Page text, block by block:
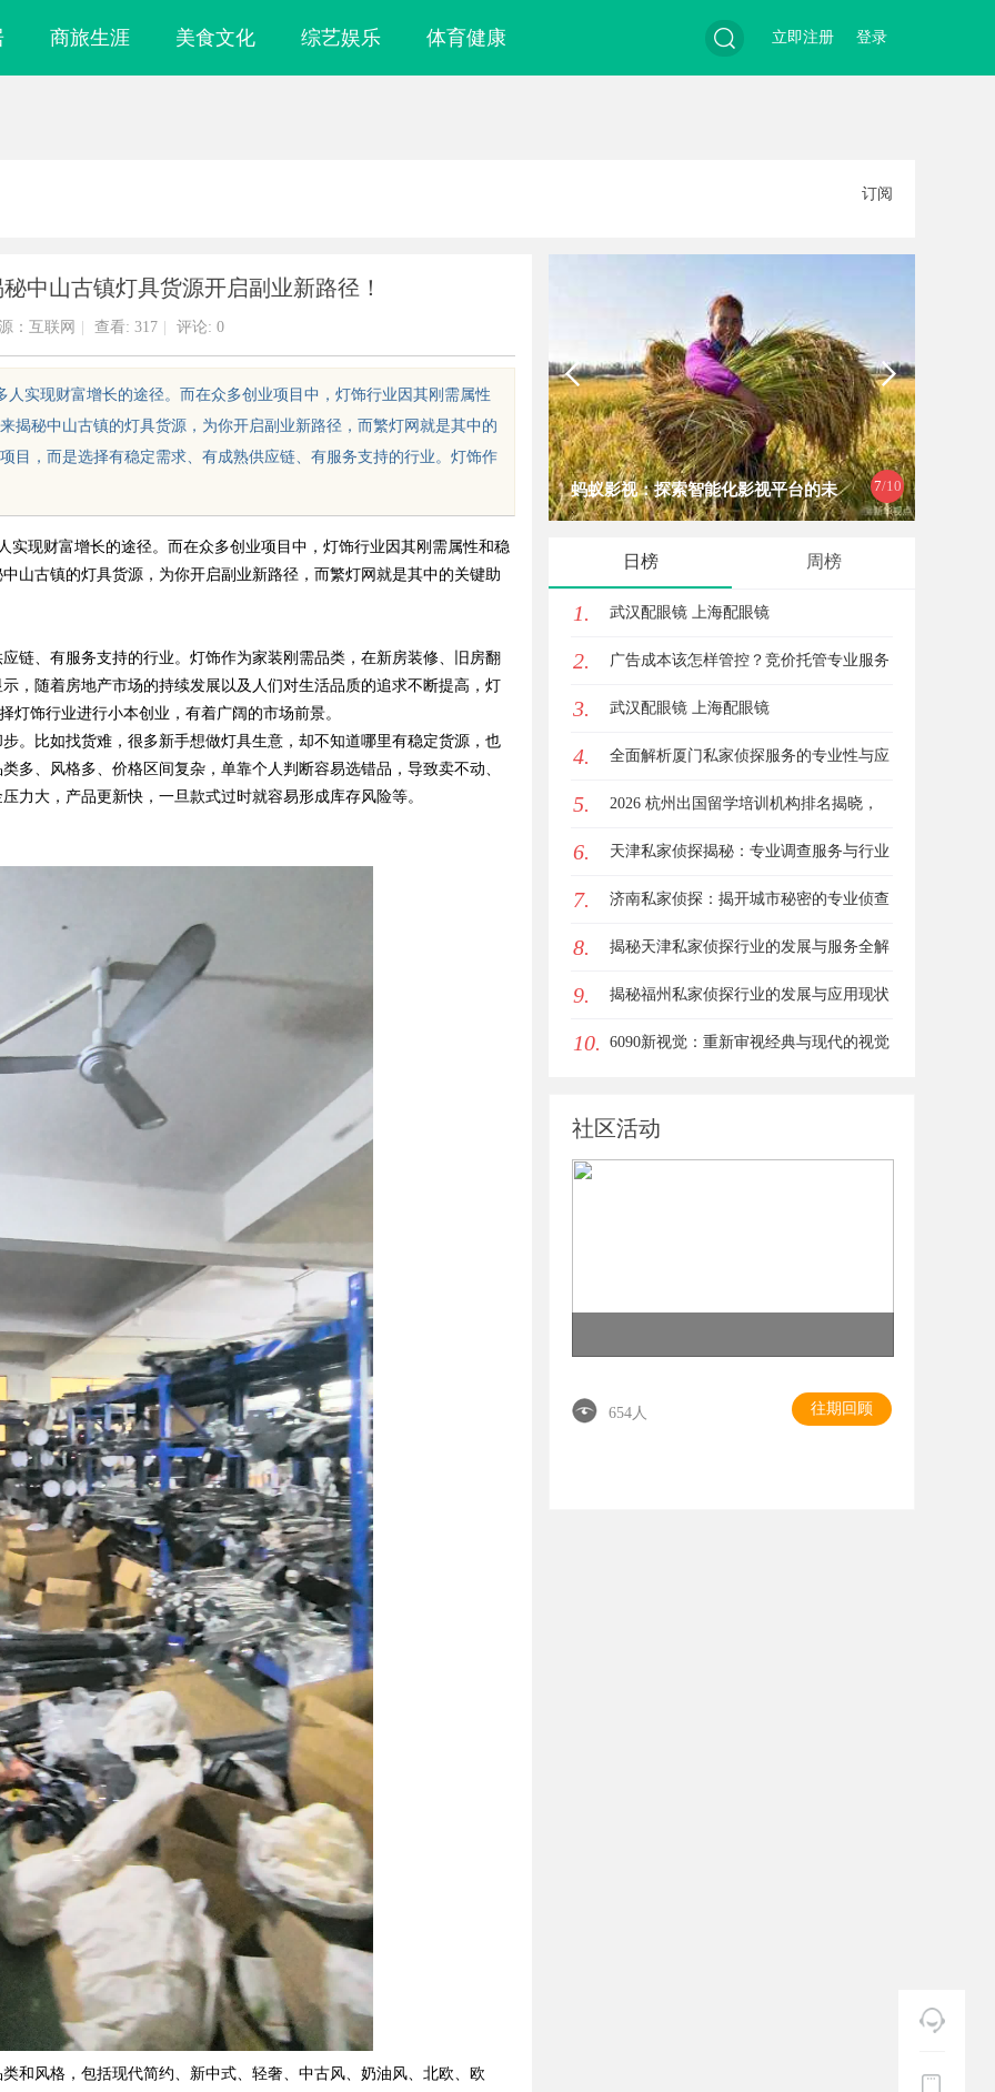
商旅生涯 美食文化 综艺娱乐 体育健康 登录
立即注册
订阅
中山古镇灯具货源开启副业新路径！
：互联网 查看: 317 评论: 0
实现财富增长的途径。而在众多创业项目中，灯饰行业因其刚需属性
揭秘中山古镇的灯具货源，为你开启副业新路径，而繁灯网就是其中的
目，而是选择有稳定需求、有成熟供应链、有服务支持的行业。灯饰作
财富增长的途径。而在众多创业项目中，灯饰行业因其刚需属性和稳
山古镇的灯具货源，为你开启副业新路径，而繁灯网就是其中的关键助
、有服务支持的行业。灯饰作为家装刚需品类，在新房装修、旧房翻
，随着房地产市场的持续发展以及人们对生活品质的追求不断提高，灯
灯饰行业进行小本创业，有着广阔的市场前景。
比如找货难，很多新手想做灯具生意，却不知道哪里有稳定货源，也
多、风格多、价格区间复杂，单靠个人判断容易选错品，导致卖不动、
力大，产品更新快，一旦款式过时就容易形成库存风险等。
风格，包括现代简约、新中式、轻奢、中古风、奶油风、北欧、欧
8/10
来发展路径
武汉配眼镜 上海配眼镜
日榜 周榜
1. 武汉配眼镜 上海配眼镜
2. 广告成本该怎样管控？竞价托管专业服务
商俐麸科技
3. 武汉配眼镜 上海配眼镜
4. 全面解析厦门私家侦探服务的专业性与应
用场景
5. 2026 杭州出国留学培训机构排名揭晓，
这三家靠谱有保障
6. 天津私家侦探揭秘：专业调查服务与行业
现状详细解析
7. 济南私家侦探：揭开城市秘密的专业侦查
服务
8. 揭秘天津私家侦探行业的发展与服务全解
析
9. 揭秘福州私家侦探行业的发展与应用现状
10. 6090新视觉：重新审视经典与现代的视觉
社区活动
654人 往期回顾